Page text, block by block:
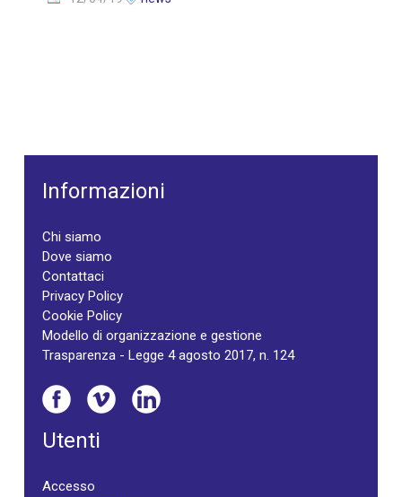
Informazioni
Chi siamo
Dove siamo
Contattaci
Privacy Policy
Cookie Policy
Modello di organizzazione e gestione
Trasparenza - Legge 4 agosto 2017, n. 124
Utenti
Accesso